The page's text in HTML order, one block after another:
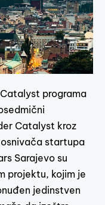
programa
Catalyst kroz
startupa
Sarajevo su
projektu, kojim je
jedinstven